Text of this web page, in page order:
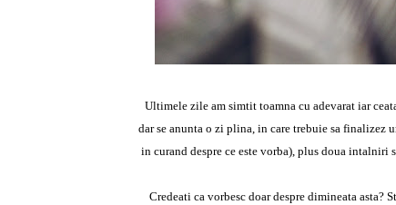
Ultimele zile am simtit toamna cu adevarat iar
dar se anunta o zi plina, in care trebuie sa finalizez
in curand despre ce este vorba), plus doua
Credeati ca vorbesc doar despre dimineata asta?